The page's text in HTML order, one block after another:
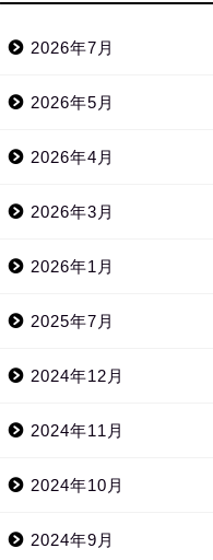
2026年7月
2026年5月
2026年4月
2026年3月
2026年1月
2025年7月
2024年12月
2024年11月
2024年10月
2024年9月